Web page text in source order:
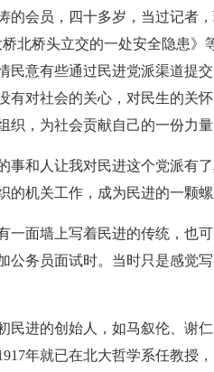
的会员，四十多岁，当过记者
北桥头立交的一处安全隐患
民意有些通过民进党派渠道提
有对社会的关心，对民生的关
织，为社会贡献自己的一份力量
事和人让我对民进这个党派有
的机关工作，成为民进的一颗螺
一面墙上写着民进的传统，也
公务员面试时。当时只是感觉
民进的创始人，如马叙伦、谢
年就已在北大哲学系任教授，